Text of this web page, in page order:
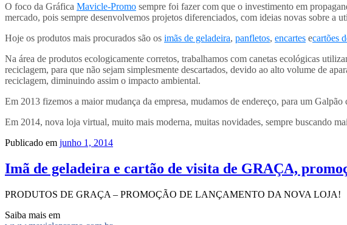
O foco da Gráfica Mavicle-Promo sempre foi fazer com que o investimento em
mercado, pois sempre desenvolvemos projetos diferenciados, com ideias novas sobre a
Hoje os produtos mais procurados são os imãs de geladeira, panfletos, encartes ecartões
Na área de produtos ecologicamente corretos, trabalhamos com canetas ecológicas
reciclagem, para que não sejam simplesmente descartados, devido ao alto volume de
reciclagem, diminuindo assim o impacto ambiental.
Em 2013 fizemos a maior mudança da empresa, mudamos de endereço, para um
Em 2014, nova loja virtual, muito mais moderna, muitas novidades, sempre buscando
Publicado em junho 1, 2014
Imã de geladeira e cartão de visita de GRAÇA,
PRODUTOS DE GRAÇA – PROMOÇÃO DE LANÇAMENTO DA NOVA LOJA!
Saiba mais em